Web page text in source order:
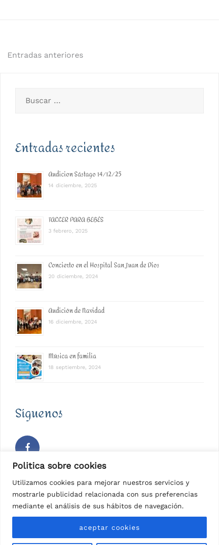
Politica sobre cookies
Utilizamos cookies para mejorar nuestros servicios y
mostrarle publicidad relacionada con sus preferencias
mediante el análisis de sus hábitos de navegación.
aceptar cookies
Navegación
entradas
Entradas anteriores
Entradas recientes
Audicion Sástago 14/12/25
14 diciembre, 2025
TALLER PARA BEBÉS
3 febrero, 2025
Concierto en el Hospital San Juan de Dios
20 diciembre, 2024
Audición de Navidad
16 diciembre, 2024
Música en familia
18 septiembre, 2024
Síguenos
Facebook